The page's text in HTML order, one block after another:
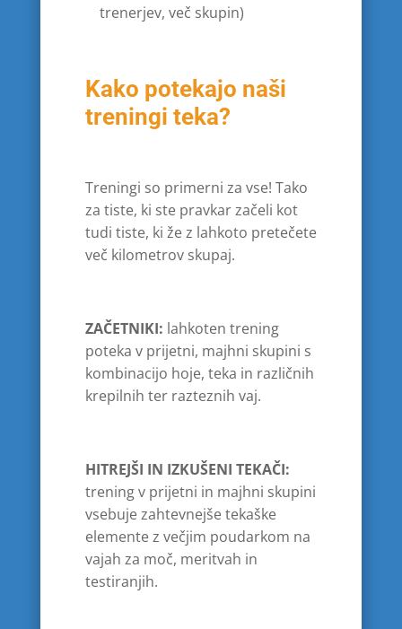
trenerjev, več skupin)
Kako potekajo naši
treningi teka?
Treningi so primerni za vse! Tako
za tiste, ki ste pravkar začeli kot
tudi tiste, ki že z lahkoto pretečete
več kilometrov skupaj.
ZAČETNIKI: lahkoten trening
poteka v prijetni, majhni skupini s
kombinacijo hoje, teka in različnih
krepilnih ter razteznih vaj.
HITREJŠI IN IZKUŠENI TEKAČI:
trening v prijetni in majhni skupini
vsebuje zahtevnejše tekaške
elemente z večjim poudarkom na
vajah za moč, meritvah in
testiranjih.